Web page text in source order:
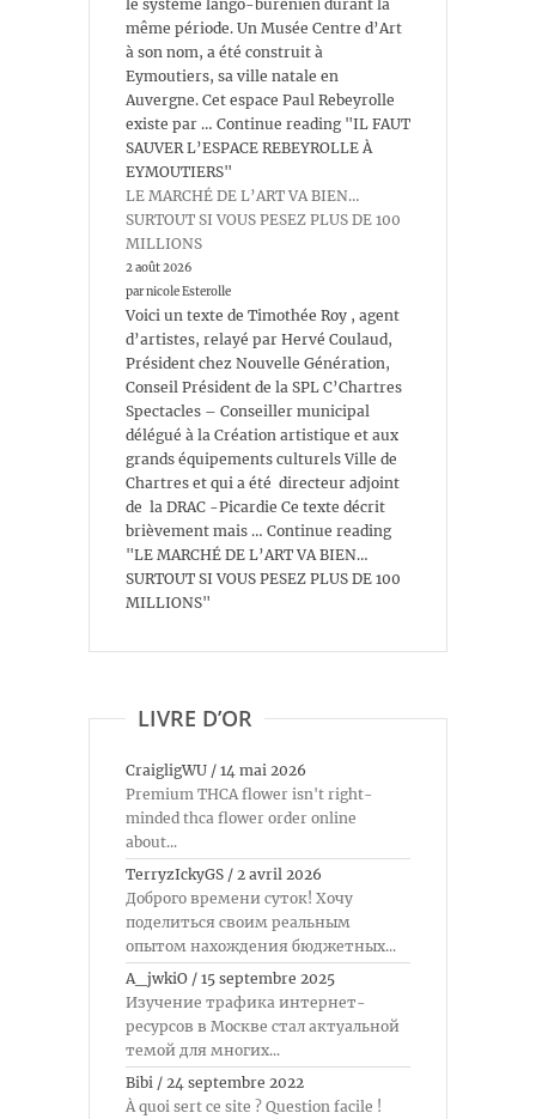
le système lango-burénien durant la
même période. Un Musée Centre d’Art
à son nom, a été construit à
Eymoutiers, sa ville natale en
Auvergne. Cet espace Paul Rebeyrolle
existe par … Continue reading "IL FAUT
SAUVER L’ESPACE REBEYROLLE À
EYMOUTIERS"
LE MARCHÉ DE L’ART VA BIEN…
SURTOUT SI VOUS PESEZ PLUS DE 100
MILLIONS
2 août 2026
par nicole Esterolle
Voici un texte de Timothée Roy , agent
d’artistes, relayé par Hervé Coulaud,
Président chez Nouvelle Génération,
Conseil Président de la SPL C’Chartres
Spectacles – Conseiller municipal
délégué à la Création artistique et aux
grands équipements culturels Ville de
Chartres et qui a été directeur adjoint
de la DRAC -Picardie Ce texte décrit
brièvement mais … Continue reading
"LE MARCHÉ DE L’ART VA BIEN…
SURTOUT SI VOUS PESEZ PLUS DE 100
MILLIONS"
LIVRE D’OR
CraigligWU / 14 mai 2026
Premium THCA flower isn't right-
minded thca flower order online
about...
TerryzIckyGS / 2 avril 2026
Доброго времени суток! Хочу
поделиться своим реальным
опытом нахождения бюджетных...
A_jwkiO / 15 septembre 2025
Изучение трафика интернет-
ресурсов в Москве стал актуальной
темой для многих...
Bibi / 24 septembre 2022
À quoi sert ce site ? Question facile !